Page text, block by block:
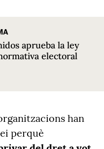
aprueba la ley
electoral
han
perquè